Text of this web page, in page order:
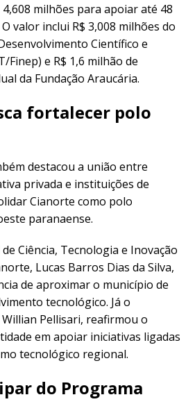
milhões para apoiar até 48
valor inclui R$ 3,008 milhões do
Científico e
Finep) e R$ 1,6 milhão de
da Fundação Araucária.
fortalecer polo
destacou a união entre
privada e instituições de
Cianorte como polo
paranaense.
Ciência, Tecnologia e Inovação
Lucas Barros Dias da Silva,
de aproximar o município de
tecnológico. Já o
Willian Pellisari, reafirmou o
em apoiar iniciativas ligadas
tecnológico regional.
do Programa